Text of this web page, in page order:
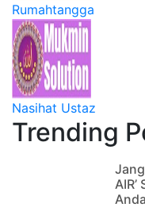
Rumahtangga
Nasihat Ustaz
Trending